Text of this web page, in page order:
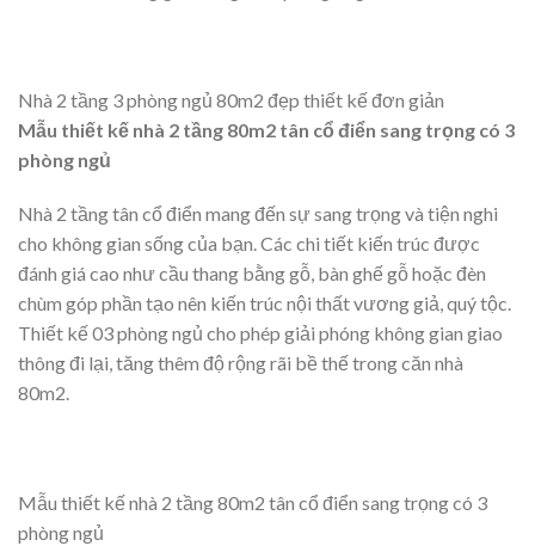
phong cáchthiết kế nhà đẹpgọn nhẹ và thoáng mắt. Những
căn nhà 2 tầng đơn giản thường không đi vào trang trí quá
cầu kỳ, sử dụng nhiều vật liệu và màu sắc chủ đề tự nhiên để
Nhà 2 tầng 3 phòng ngủ 80m2 đẹp thiết kế đơn giản
Mẫu thiết kế nhà 2 tầng 80m2 tân cổ điển sang trọng có 3
phòng ngủ
chùm góp phần tạo nên kiến trúc nội thất vương giả, quý tộc.
Thiết kế 03 phòng ngủ cho phép giải phóng không gian giao